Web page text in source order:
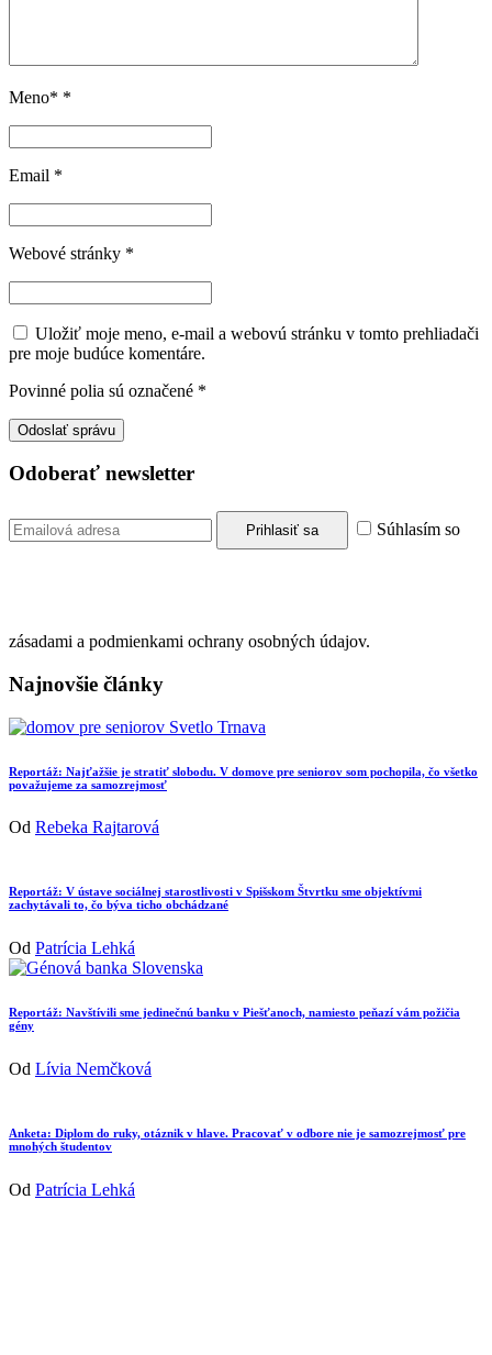
Meno* *
Email *
Webové stránky *
Uložiť moje meno, e-mail a webovú stránku v tomto prehliadači
pre moje budúce komentáre.
Povinné polia sú označené *
Odoberať newsletter
Súhlasím so
zásadami a podmienkami ochrany osobných údajov.
Najnovšie články
Reportáž: Najťažšie je stratiť slobodu. V domove pre seniorov som pochopila, čo všetko
považujeme za samozrejmosť
Od Rebeka Rajtarová
Reportáž: V ústave sociálnej starostlivosti v Spišskom Štvrtku sme objektívmi
zachytávali to, čo býva ticho obchádzané
Od Patrícia Lehká
Reportáž: Navštívili sme jedinečnú banku v Piešťanoch, namiesto peňazí vám požičia
gény
Od Lívia Nemčková
Anketa: Diplom do ruky, otáznik v hlave. Pracovať v odbore nie je samozrejmosť pre
mnohých študentov
Od Patrícia Lehká